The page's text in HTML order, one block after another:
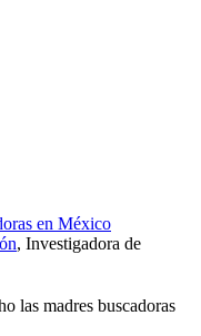
en México
, Investigadora de
las madres buscadoras